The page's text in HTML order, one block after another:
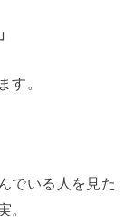
。
でいる人を見た